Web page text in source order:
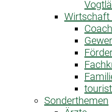
Wirtschaft
Sonderthemen